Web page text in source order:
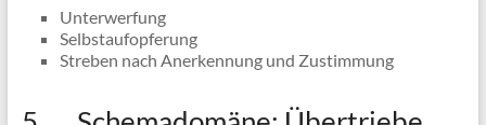
Unterwerfung
Selbstaufopferung
Streben nach Anerkennung und Zustimmung